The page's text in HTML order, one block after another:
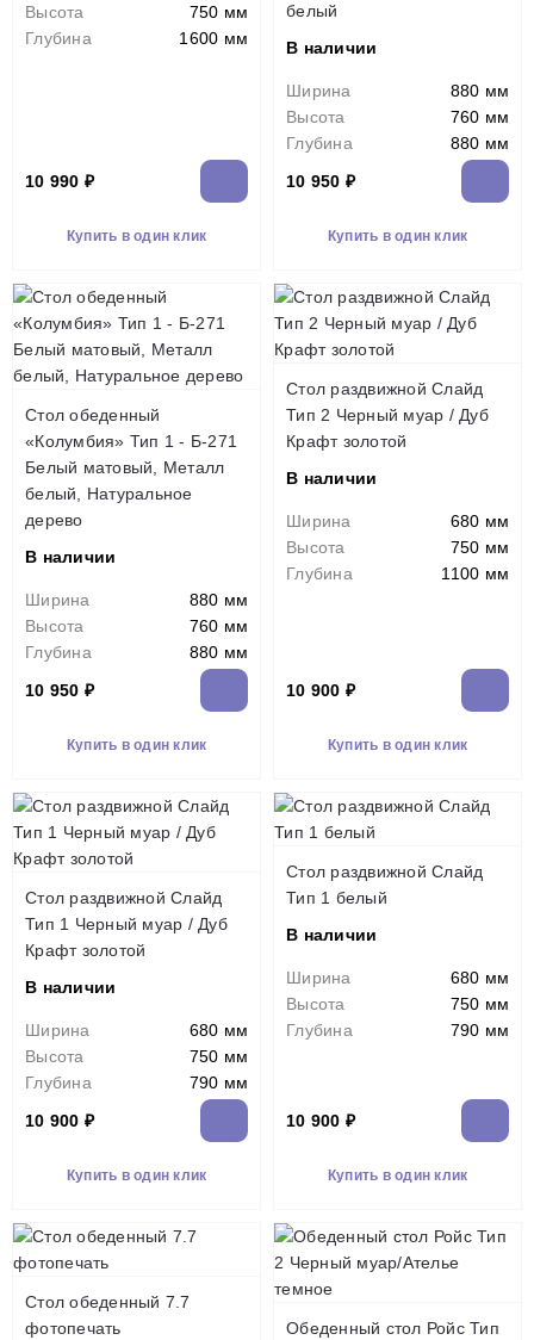
Высота
750 мм
Глубина
1600 мм
10 990 ₽
Купить в один клик
белый
В наличии
Ширина
880 мм
Высота
760 мм
Глубина
880 мм
10 950 ₽
Купить в один клик
Стол обеденный
«Колумбия» Тип 1 - Б-271
Белый матовый, Металл
белый, Натуральное
дерево
В наличии
Ширина
880 мм
Высота
760 мм
Глубина
880 мм
10 950 ₽
Купить в один клик
Стол раздвижной Слайд
Тип 2 Черный муар / Дуб
Крафт золотой
В наличии
Ширина
680 мм
Высота
750 мм
Глубина
1100 мм
10 900 ₽
Купить в один клик
Стол раздвижной Слайд
Тип 1 Черный муар / Дуб
Крафт золотой
В наличии
Ширина
680 мм
Высота
750 мм
Глубина
790 мм
10 900 ₽
Купить в один клик
Стол раздвижной Слайд
Тип 1 белый
В наличии
Ширина
680 мм
Высота
750 мм
Глубина
790 мм
10 900 ₽
Купить в один клик
Стол обеденный 7.7
фотопечать
Обеденный стол Ройс Тип